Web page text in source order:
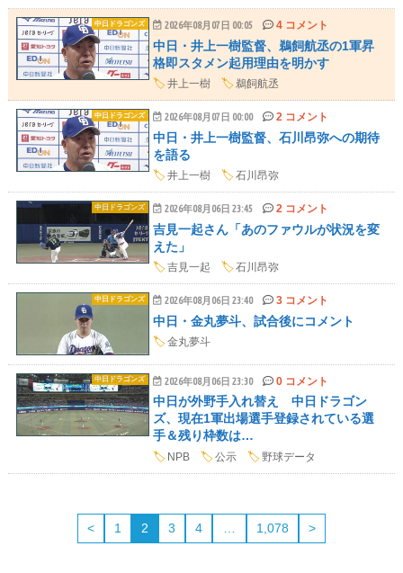
中日ドラゴンズ 2026年08月07日 00:05 4 コメント
中日・井上一樹監督、鵜飼航丞の1軍昇
格即スタメン起用理由を明かす
🏷️井上一樹 🏷️鵜飼航丞
中日ドラゴンズ 2026年08月07日 00:00 2 コメント
中日・井上一樹監督、石川昂弥への期待
を語る
🏷️井上一樹 🏷️石川昂弥
中日ドラゴンズ 2026年08月06日 23:45 2 コメント
吉見一起さん「あのファウルが状況を変
えた」
🏷️吉見一起 🏷️石川昂弥
中日ドラゴンズ 2026年08月06日 23:40 3 コメント
中日・金丸夢斗、試合後にコメント
🏷️金丸夢斗
中日ドラゴンズ 2026年08月06日 23:30 0 コメント
中日が外野手入れ替え 中日ドラゴン
ズ、現在1軍出場選手登録されている選
手＆残り枠数は…
🏷️ NPB 🏷️公示 🏷️野球データ
< 1 2 3 4 1,078 >